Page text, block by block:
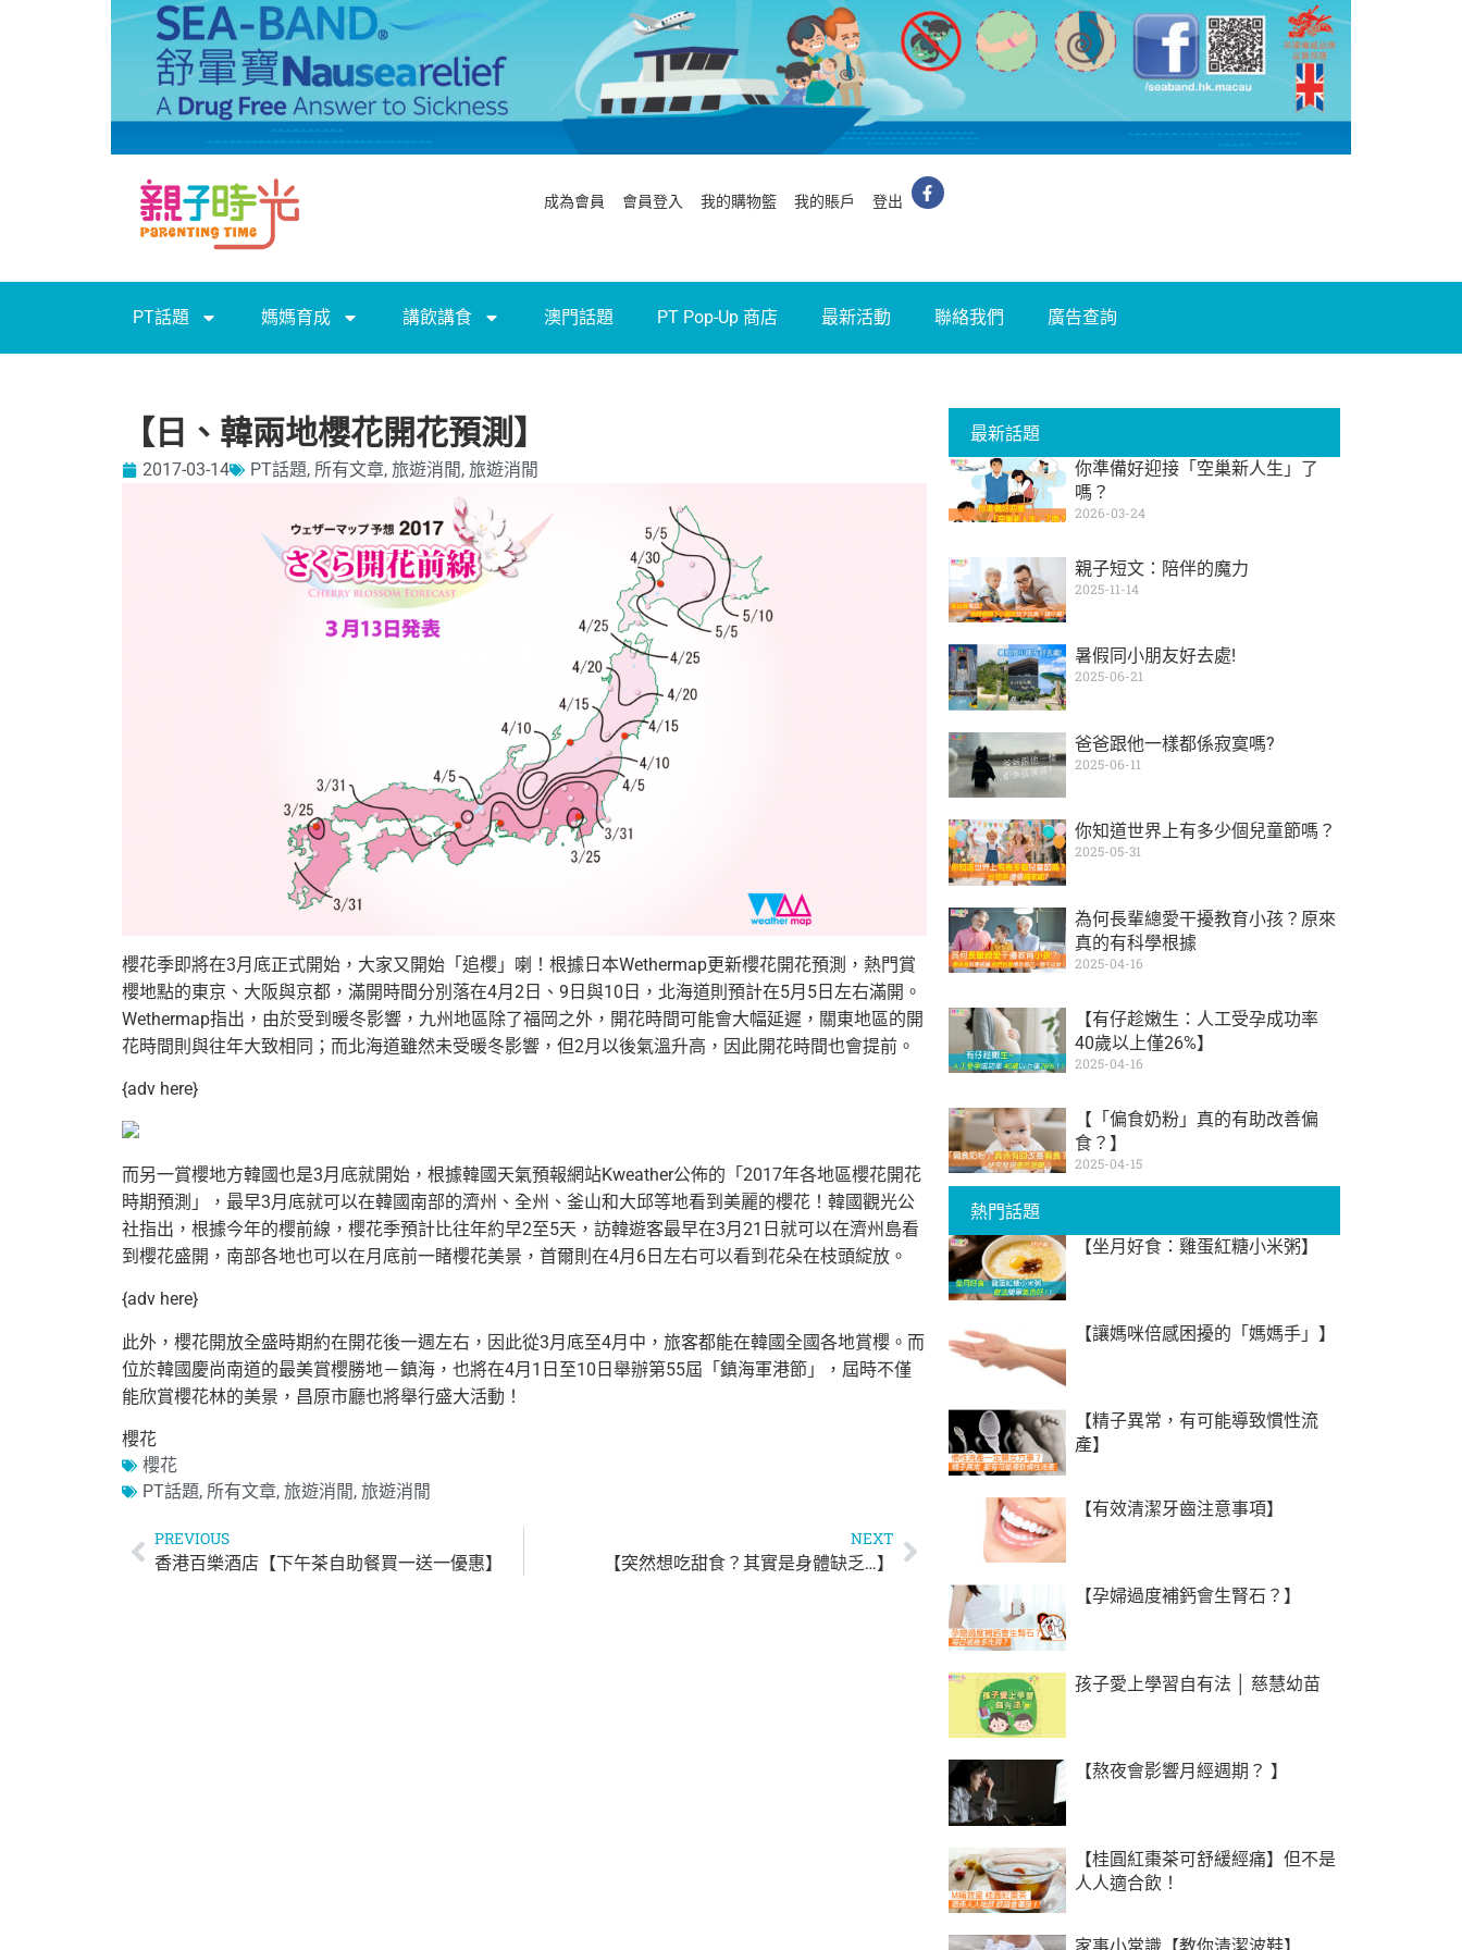
成為會員 會員登入 我的購物籃 我的賬戶 登出
PT話題 媽媽育成 講飲講食 澳門話題 PT Pop-Up 商店 最新活動 聯絡我們 廣告查詢
【日、韓兩地櫻花開花預測】
2017-03-14 PT話題, 所有文章, 旅遊消閒, 旅遊消閒
櫻花季即將在3月底正式開始，大家又開始「追櫻」喇！ 根據日本Wethermap更新櫻花開花預測， 熱門賞
櫻地點的東京、大阪與京都，滿開時間分別落在4月2日、 9日與10日，北海道則預計在5月5日左右滿開。
Wethermap指出，由於受到暖冬影響， 九州地區除了福岡之外，開花時間可能會大幅延遲， 關東地區的開
花時間則與往年大致相同； 而北海道雖然未受暖冬影響，但2月以後氣溫升高， 因此開花時間也會提前。
{adv here}
而另一賞櫻地方韓國也是3月底就開始， 根據韓國天氣預報網站Kweather公佈的「 2017年各地區櫻花開花
時期預測」， 最早3月底就可以在韓國南部的濟州、全州、 釜山和大邱等地看到美麗的櫻花！韓國觀光公
社指出， 根據今年的櫻前線，櫻花季預計比往年約早2至5天， 訪韓遊客最早在3月21日就可以在濟州島看
到櫻花盛開， 南部各地也可以在月底前一睹櫻花美景， 首爾則在4月6日左右可以看到花朵在枝頭綻放。
{adv here}
此外，櫻花開放全盛時期約在開花後一週左右， 因此從3月底至4月中，旅客都能在韓國全國各地賞櫻。 而
位於韓國慶尚南道的最美賞櫻勝地－鎮海， 也將在4月1日至10日舉辦第55屆「鎮海軍港節」， 屆時不僅
能欣賞櫻花林的美景，昌原市廳也將舉行盛大活動！
櫻花
櫻花
PT話題, 所有文章, 旅遊消閒, 旅遊消閒
PREVIOUS
香港百樂酒店【下午茶自助餐買一送一優惠】
NEXT
【突然想吃甜食？其實是身體缺乏…】
最新話題
你準備好迎接「空巢新人生」了
嗎？
2026-03-24
親子短文：陪伴的魔力
2025-11-14
暑假同小朋友好去處!
2025-06-21
爸爸跟他一樣都係寂寞嗎?
2025-06-11
你知道世界上有多少個兒童節嗎？
2025-05-31
為何長輩總愛干擾教育小孩？原來
真的有科學根據
2025-04-16
【有仔趁嫩生：人工受孕成功率
40歲以上僅26%】
2025-04-16
【「偏食奶粉」真的有助改善偏
食？】
2025-04-15
熱門話題
【坐月好食：雞蛋紅糖小米粥】
【讓媽咪倍感困擾的「媽媽手」】
【精子異常，有可能導致慣性流
產】
【有效清潔牙齒注意事項】
【孕婦過度補鈣會生腎石？】
孩子愛上學習自有法 │ 慈慧幼苗
【熬夜會影響月經週期？ 】
【桂圓紅棗茶可舒緩經痛】但不是
人人適合飲！